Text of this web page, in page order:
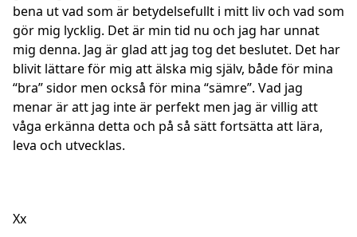
bena ut vad som är betydelsefullt i mitt liv och vad som
gör mig lycklig. Det är min tid nu och jag har unnat
mig denna. Jag är glad att jag tog det beslutet. Det har
blivit lättare för mig att älska mig själv, både för mina
“bra” sidor men också för mina “sämre”. Vad jag
menar är att jag inte är perfekt men jag är villig att
våga erkänna detta och på så sätt fortsätta att lära,
leva och utvecklas.
Xx